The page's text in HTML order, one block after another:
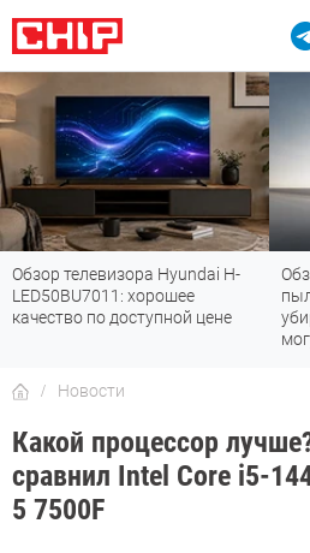
Обзор телевизора Hyundai H-
LED50BU7011: хорошее
качество по доступной цене
Новости
Какой процессор
сравнил Intel Core i5-
5 7500F